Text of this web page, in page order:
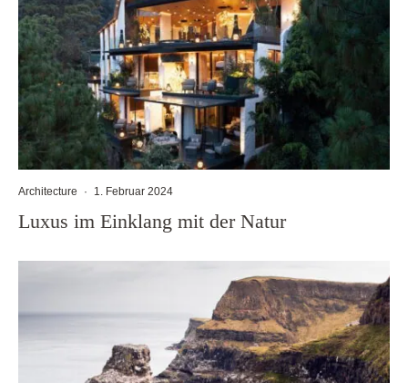
Architecture · 1. Februar 2024
Luxus im Einklang mit der Natur